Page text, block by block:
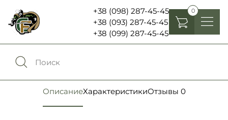
+38 (098) 287-45-45
+38 (093) 287-45-45
+38 (099) 287-45-45
0
Сравнение0
Обувь
ОписаниеХарактеристикиОтзывы 0